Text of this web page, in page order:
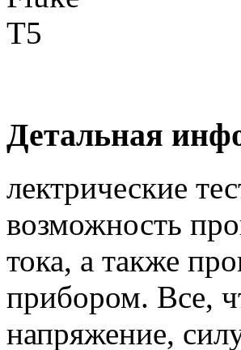
Детальная
лектрические
возможность
тока, а также
прибором. Все,
напряжение,